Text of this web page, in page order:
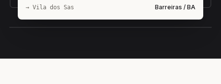
→ Vila dos Sas Barreiras / BA